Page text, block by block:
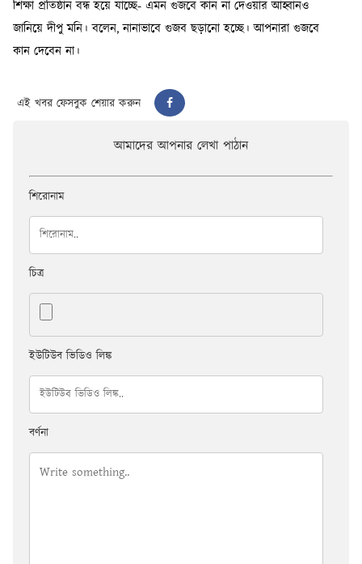
এই খবর ফেসবুক শেয়ার করুন
আমাদের আপনার লেখা পাঠান
শিরোনাম
চিত্র
ইউটিউব ভিডিও লিঙ্ক
বর্ণনা